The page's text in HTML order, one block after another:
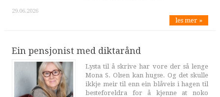
29.06.2026
les mer »
Ein pensjonist med diktarånd
Lysta til å skrive har vore der så lenge
Mona S. Olsen kan hugse. Og det skulle
ikkje meir til enn ein blåveis i hagen til
besteforeldra for å kjenne at noko